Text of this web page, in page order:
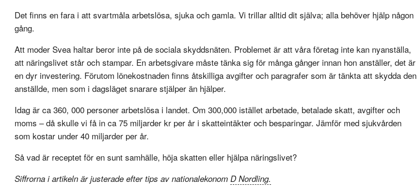
Det finns en fara i att svartmåla arbetslösa, sjuka och gamla. Vi trillar alltid dit själva; alla behöver hjälp någon
gång.
Att moder Svea haltar beror inte på de sociala skyddsnäten. Problemet är att våra företag inte kan nyanställa,
att näringslivet står och stampar. En arbetsgivare måste tänka sig för många gånger innan hon anställer, det är
en dyr investering. Förutom lönekostnaden finns åtskilliga avgifter och paragrafer som är tänkta att skydda den
anställde, men som i dagsläget snarare stjälper än hjälper.
Idag är ca 360, 000 personer arbetslösa i landet. Om 300,000 istället arbetade, betalade skatt, avgifter och
moms – då skulle vi få in ca 75 miljarder kr per år i skatteintäkter och besparingar. Jämför med sjukvården
som kostar under 40 miljarder per år.
Så vad är receptet för en sunt samhälle, höja skatten eller hjälpa näringslivet?
Siffrorna i artikeln är justerade efter tips av nationalekonom D Nordling.